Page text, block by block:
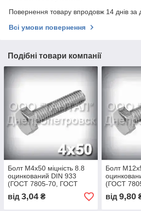
Повернення товару впродовж 14 днів за
Всі умови повернення
Подібні товари компанії
Болт М4х50 міцність 8.8
оцинкований DIN 933
(ГОСТ 7805-70, ГОСТ
7798-70)
від 3,04 ₴
Болт
(ГОСТ
7798-70)
від 9,80